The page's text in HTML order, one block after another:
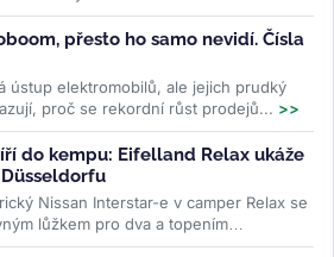
přesto ho samo nevidí. Čísla
ústup elektromobilů, ale jejich prudký
proč se rekordní růst prodejů... >>
do kempu: Eifelland Relax ukáže
Nissan Interstar-e v camper Relax se
lůžkem pro dva a topením